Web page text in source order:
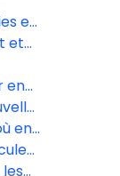
en
et
en
de
en
à